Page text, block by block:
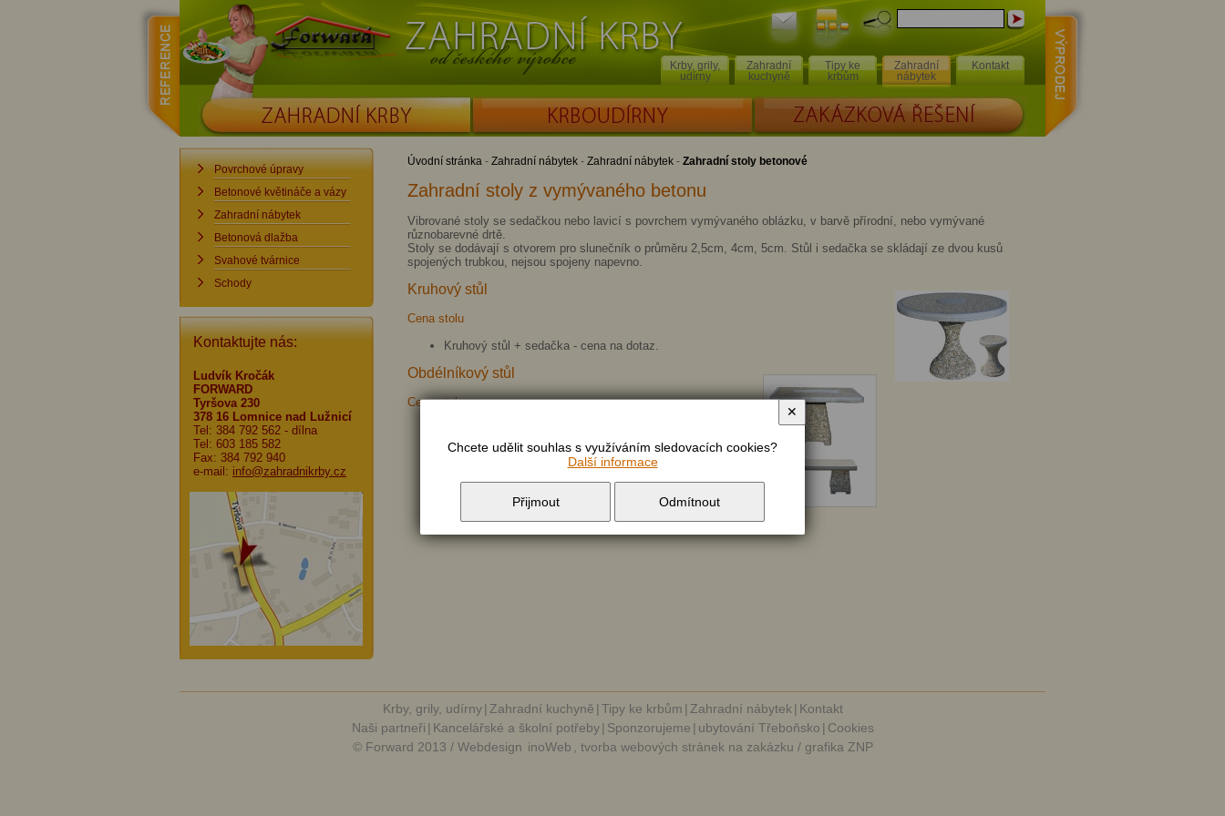
Forward Zahradní krby od českého výrobce
Poslat
dotaz
Mapa
stránek
Krby, grily,
udírny
Zahradní
kuchyně
Tipy ke
krbům
Zahradní
nábytek
Kontakt
ZAHRADNÍ KRBY KRBOUDÍRNY ZAKÁZKOVÁ ŘEŠENÍ
reference Výprodej
Povrchové úpravy
Betonové květináče a vázy
Zahradní nábytek
Betonová dlažba
Svahové tvárnice
Schody
Kontaktujte nás:
Ludvík Kročák
FORWARD
Tyršova 230
378 16 Lomnice nad Lužnicí
Tel: 384 792 562 - dílna
Tel: 603 185 582
Fax: 384 792 940
e-mail: info@zahradnikrby.cz
Úvodní stránka - Zahradní nábytek - Zahradní nábytek - Zahradní stoly betonové
Zahradní stoly z vymývaného betonu
Vibrované stoly se sedačkou nebo lavicí s povrchem vymývaného oblázku, v barvě přírodní, nebo vymývané
různobarevné drtě.
Stoly se dodávají s otvorem pro slunečník o průměru 2,5cm, 4cm, 5cm. Stůl i sedačka se skládají ze dvou kusů
spojených trubkou, nejsou spojeny napevno.
Kruhový stůl
Cena stolu
Kruhový stůl + sedačka - cena na dotaz.
Obdélníkový stůl
Cena stolu
Krby, grily, udírny | Zahradní kuchyně | Tipy ke krbům | Zahradní nábytek | Kontakt
Naši partneři | Kancelářské a školní potřeby | Sponzorujeme | ubytování Třeboňsko | Cookies
© Forward 2013 / Webdesign inoWeb , tvorba webových stránek na zakázku / grafika ZNP
Chcete udělit souhlas s využíváním sledovacích cookies?
Další informace
Přijmout Odmítnout
✕